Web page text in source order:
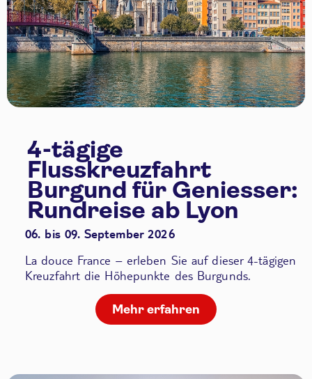
4-tägige
Flusskreuzfahrt
Burgund für Geniesser:
Rundreise ab Lyon
06. bis 09. September 2026
La douce France – erleben Sie auf dieser 4-tägigen
Kreuzfahrt die Höhepunkte des Burgunds.
Mehr erfahren